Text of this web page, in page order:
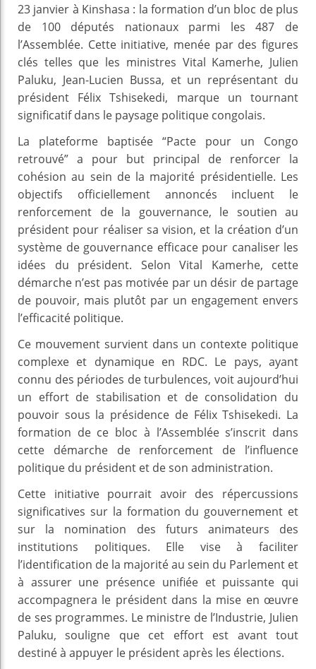
23 janvier à Kinshasa : la formation d’un bloc de plus
de 100 députés nationaux parmi les 487 de
l’Assemblée. Cette initiative, menée par des figures
clés telles que les ministres Vital Kamerhe, Julien
Paluku, Jean-Lucien Bussa, et un représentant du
président Félix Tshisekedi, marque un tournant
significatif dans le paysage politique congolais.
La plateforme baptisée “Pacte pour un Congo
retrouvé” a pour but principal de renforcer la
cohésion au sein de la majorité présidentielle. Les
objectifs officiellement annoncés incluent le
renforcement de la gouvernance, le soutien au
président pour réaliser sa vision, et la création d’un
système de gouvernance efficace pour canaliser les
idées du président. Selon Vital Kamerhe, cette
démarche n’est pas motivée par un désir de partage
de pouvoir, mais plutôt par un engagement envers
l’efficacité politique.
Ce mouvement survient dans un contexte politique
complexe et dynamique en RDC. Le pays, ayant
connu des périodes de turbulences, voit aujourd’hui
un effort de stabilisation et de consolidation du
pouvoir sous la présidence de Félix Tshisekedi. La
formation de ce bloc à l’Assemblée s’inscrit dans
cette démarche de renforcement de l’influence
politique du président et de son administration.
Cette initiative pourrait avoir des répercussions
significatives sur la formation du gouvernement et
sur la nomination des futurs animateurs des
institutions politiques. Elle vise à faciliter
l’identification de la majorité au sein du Parlement et
à assurer une présence unifiée et puissante qui
accompagnera le président dans la mise en œuvre
de ses programmes. Le ministre de l’Industrie, Julien
Paluku, souligne que cet effort est avant tout
destiné à appuyer le président après les élections.